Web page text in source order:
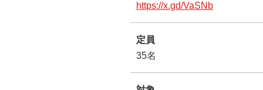
https://x.gd/VaSNb
定員
35名